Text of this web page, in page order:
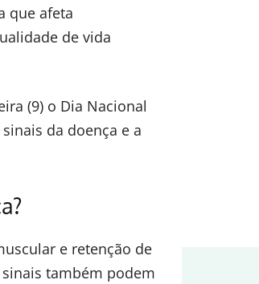
que afeta
de vida
(9) o Dia Nacional
da doença e a
e retenção de
também podem